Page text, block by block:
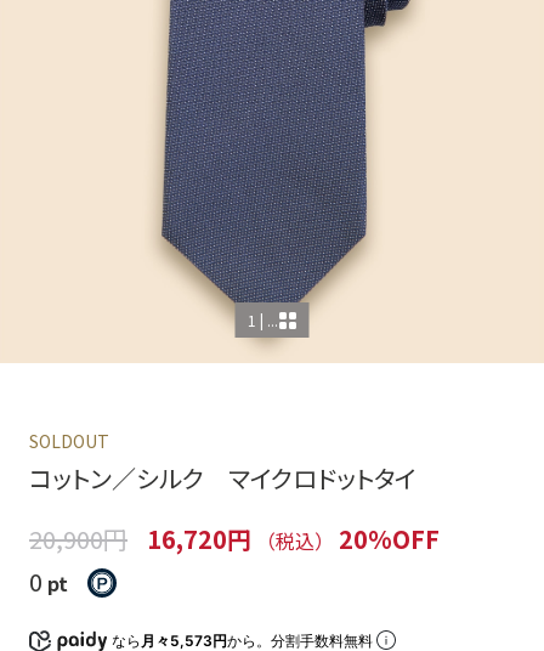
1 | ...
SOLDOUT
コットン／シルク マイクロドットタイ
20,900円
16,720円 （税込）
20%OFF
0 pt
なら 月々5,573円から。分割手数料無料